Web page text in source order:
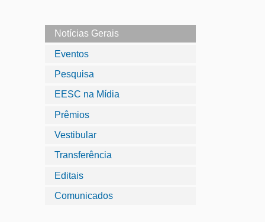
Notícias Gerais
Eventos
Pesquisa
EESC na Mídia
Prêmios
Vestibular
Transferência
Editais
Comunicados